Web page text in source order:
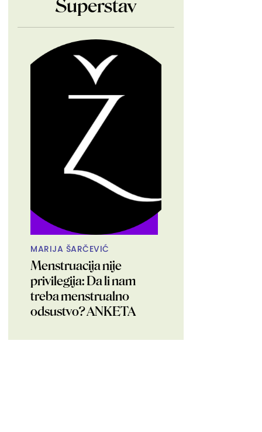
Superstav
MARIJA ŠARČEVIĆ
Menstruacija nije
privilegija: Da li nam
treba menstrualno
odsustvo? ANKETA